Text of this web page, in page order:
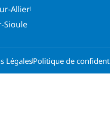
Allier
Sioule
LégalesPolitique de